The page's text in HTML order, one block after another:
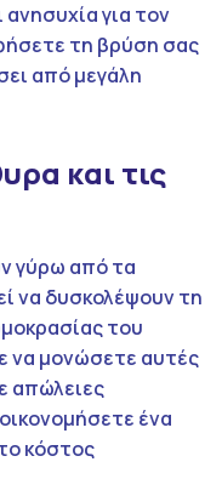
για τον
τη βρύση σας
από μεγάλη
και τις
γύρω από τα
να δυσκολέψουν τη
του
να μονώσετε αυτές
απώλειες
ένα
κόστος